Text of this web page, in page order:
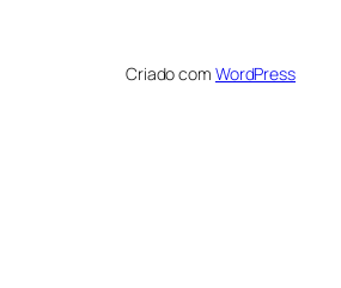
Criado com WordPress